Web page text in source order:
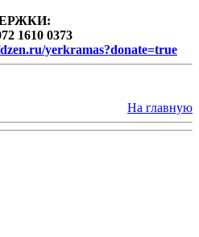
1610 0373
yerkramas?donate=true
На главную